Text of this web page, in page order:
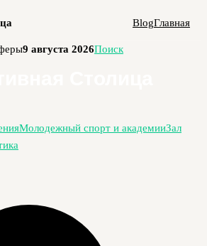
BlogГлавная
9 августа 2026Поиск
Молодежный спорт и академииЗал